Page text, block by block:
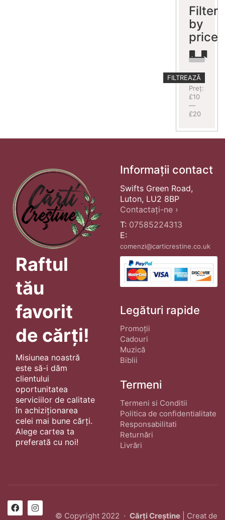
Filter
by
price
Preț
minim
Preț
maxim
FILTREAZĂ
Preț:
£10
—
£20
Raftul
tău
favorit
de cărți!
Misiunea noastră
este să-i dăm
clientului
oportunitatea
serviciilor de calitate
în achiziționarea
celei mai bune cărți.
Alege cartea ta
preferată cu noi!
Informații contact
Swifts Green Road,
Luton, LU2 8BP
Contactați-ne ›
T: 07585224313
E:
comenzi@carticrestine.co.uk
Legături rapide
Promoții
Cadouri
Muzică
Biblii
Termeni
Termeni si Conditii
Politica de confidentialitate
Responsabilitati
Returnări
Livrări
© Copyright 2022 · Cărți Creștine | Creat de